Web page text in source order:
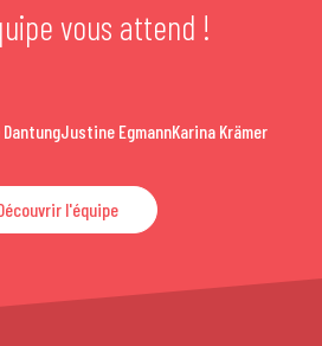
vous attend !
DantungJustine EgmannKarina Krämer
l'équipe